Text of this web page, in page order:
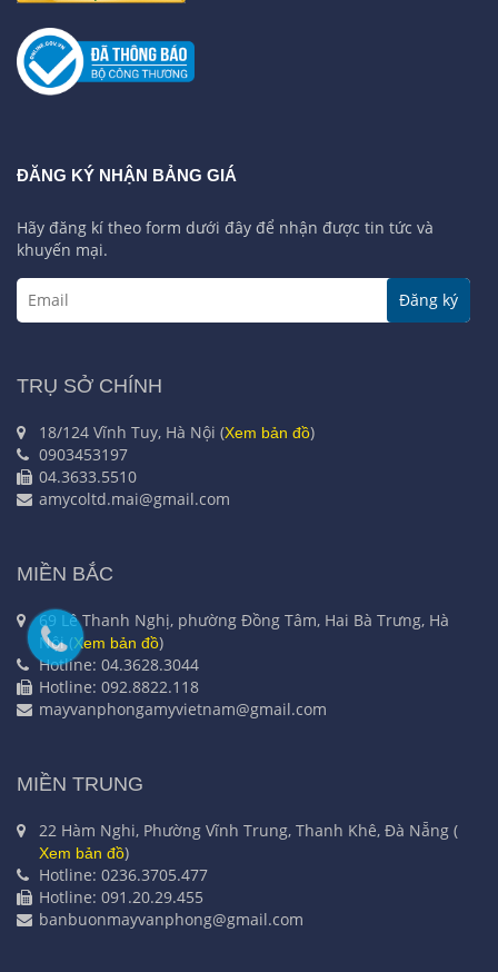
ĐĂNG KÝ NHẬN BẢNG GIÁ
Hãy đăng kí theo form dưới đây để nhận được tin tức và
khuyến mại.
Đăng ký
TRỤ SỞ CHÍNH
18/124 Vĩnh Tuy, Hà Nội (Xem bản đồ)
0903453197
04.3633.5510
amycoltd.mai@gmail.com
MIỀN BẮC
69 Lê Thanh Nghị, phường Đồng Tâm, Hai Bà Trưng, Hà
Nội (Xem bản đồ)
Hotline: 04.3628.3044
Hotline: 092.8822.118
mayvanphongamyvietnam@gmail.com
MIỀN TRUNG
22 Hàm Nghi, Phường Vĩnh Trung, Thanh Khê, Đà Nẵng (
Xem bản đồ)
Hotline: 0236.3705.477
Hotline: 091.20.29.455
banbuonmayvanphong@gmail.com